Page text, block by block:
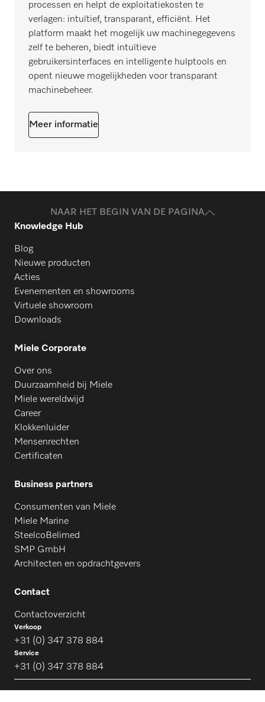
processen en helpt de exploitatiekosten te
verlagen: intuïtief, transparant, efficiënt. Het
platform maakt het mogelijk uw machinegegevens
zelf te beheren, biedt intuïtieve
gebruikersinterfaces en intelligente hulptools en
opent nieuwe mogelijkheden voor transparant
machinebeheer.
Meer informatie
NAAR HET BEGIN VAN DE PAGINA
Knowledge Hub
Blog
Nieuwe producten
Acties
Evenementen en showrooms
Virtuele showroom
Downloads
Miele Corporate
Over ons
Duurzaamheid bij Miele
Miele wereldwijd
Career
Klokkenluider
Mensenrechten
Certificaten
Business partners
Consumenten van Miele
Miele Marine
SteelcoBelimed
SMP GmbH
Architecten en opdrachtgevers
Contact
Contactoverzicht
Verkoop
+31 (0) 347 378 884
Service
+31 (0) 347 378 884